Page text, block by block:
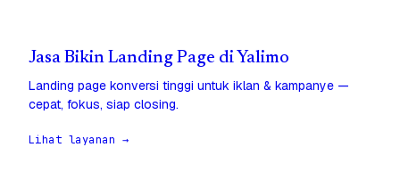
Jasa Bikin Landing Page di Yalimo
Landing page konversi tinggi untuk iklan & kampanye —
cepat, fokus, siap closing.
Lihat layanan →